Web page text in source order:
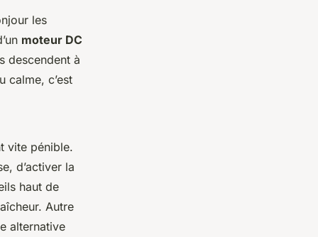
les
moteur DC
descendent à
calme, c’est
vite pénible.
d’activer la
haut de
Autre
alternative